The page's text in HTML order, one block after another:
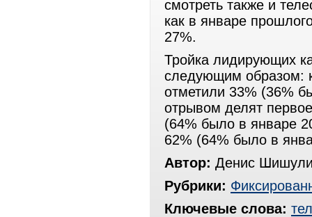
смотреть также и
как в январе
27%.
Тройка лидирующих
следующим образом:
отметили 33% (36%
отрывом делят
(64% было в январе
62% (64% было в
Автор: Денис
Рубрики:
Ключевые слова: